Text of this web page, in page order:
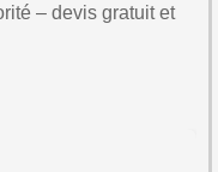
– devis gratuit et